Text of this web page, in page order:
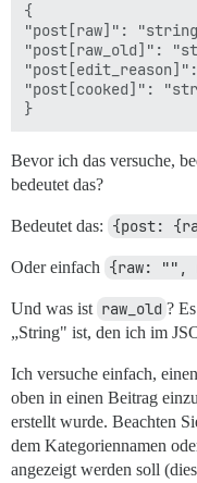
{
"post[raw]":
"post[raw_old]":
"post[cooked]":
Bevor ich das versuche,
bedeutet das?
Bedeutet das: {post:
Oder einfach {raw: "",
Und was ist raw_old ?
„String" ist, den ich im
Ich versuche einfach,
oben in einen Beitrag
erstellt wurde. Beachten
dem Kategoriennamen
angezeigt werden soll